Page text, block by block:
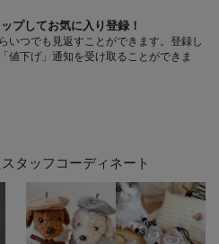
ップしてお気に入り登録！
つでも見返すことができます。登録し
値下げ」通知を受け取ることができま
タッフコーディネート